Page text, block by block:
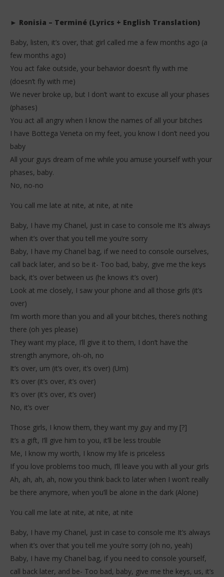
► Ronisia – Terminé (Lyrics + English Translation)
Baby, listen, it’s over, that girl called me a few months ago (a
few months ago)
You act fake outside, your behavior doesn’t fly with me
(doesn’t fly with me)
We never broke up, but I don’t want to excuse all your phases
(phases)
You act all angry when I know the names of all your bitches
I have Bottega Veneta on my feet, you know I don’t need you
baby
All your guys dream of me while you amuse yourself with your
phases, baby.
No, no-no
You call me late at nite, at nite, at nite
Baby, I have my Chanel, just in case to console me It’s always
when it’s over that you tell me you’re sorry
Baby, I have my Chanel bag, if we need to console ourselves,
call back later, and so be it- Too bad, baby, give me the keys
back, it’s over between us (he knows it’s over)
Look at me closely, I saw your phone and all those girls (it’s
over)
I’m worth more than you and all your bitches, there’s nothing
there (oh yes please)
They want my place, I’ll give it to them, I don’t have the
strength anymore, oh-oh, no
It’s over, um (it’s over, it’s over) (Um)
It’s over (it’s over, it’s over)
It’s over (it’s over, it’s over)
No, it’s over
Those girls, I know them, they want my guy and my [?]
It’s a gift, I’ll give him to you, it’ll be less trouble
Me, I know my worth, I know my life is priceless
If you love problems too much, I’ll leave you with all your girls
Ah, ah, ah, ah, now you think back to later when I won’t really
be there anymore, when you’ll be alone in the dark (Alone)
You call me late at nite, at nite, at nite
Baby, I have my Chanel, just in case to console me It’s always
when it’s over that you tell me you’re sorry (oh no, yeah)
Baby, I have my Chanel bag, if you need to console yourself,
call back later, and be- Too bad, baby, give me the keys, us, it’s